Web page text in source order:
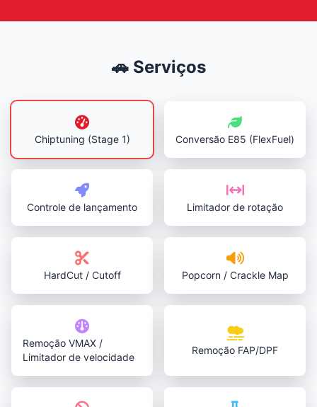
🚗 Serviços
Chiptuning (Stage 1) Conversão E85 (FlexFuel)
Controle de lançamento Limitador de rotação
HardCut / Cutoff Popcorn / Crackle Map
Remoção VMAX /
Limitador de velocidade
Remoção FAP/DPF